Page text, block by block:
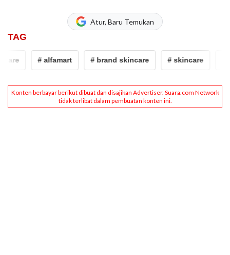
Atur, Baru Temukan
TAG
# alfamart # brand skincare # skincare